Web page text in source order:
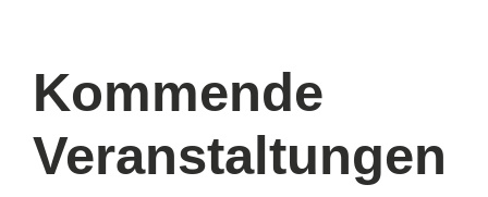
Kommende
Veranstaltungen